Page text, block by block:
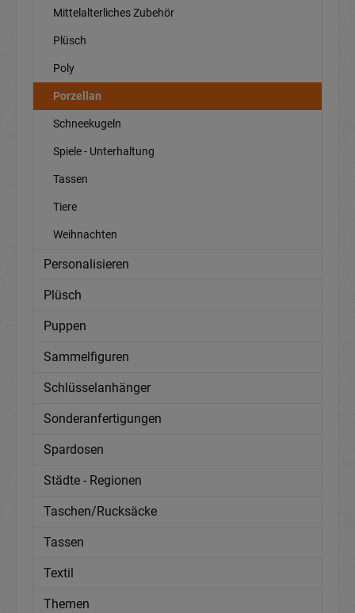
Mittelalterliches Zubehör
Plüsch
Poly
Porzellan
Schneekugeln
Spiele - Unterhaltung
Tassen
Tiere
Weihnachten
Personalisieren
Plüsch
Puppen
Sammelfiguren
Schlüsselanhänger
Sonderanfertigungen
Spardosen
Städte - Regionen
Taschen/Rucksäcke
Tassen
Textil
Themen